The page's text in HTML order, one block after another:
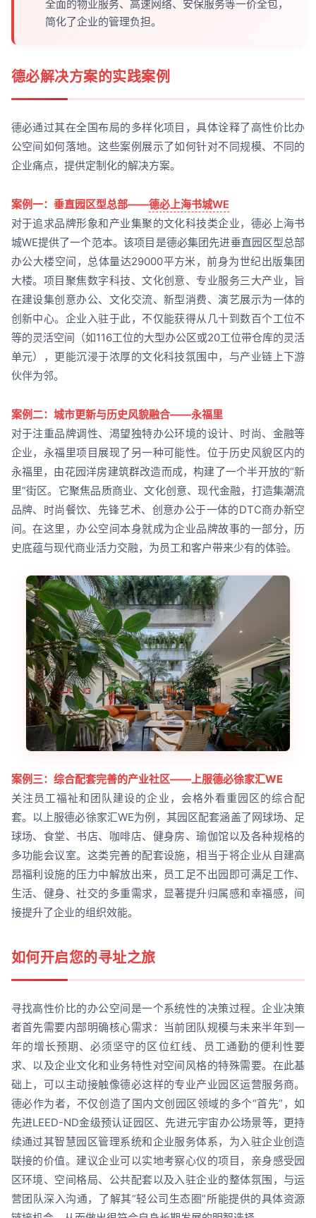
全面的物业服务、高速网络、安保服务等一价全包，
简化了企业的管理负担。
德必解决方案的实践案例
德必通过其在全国布局的多样化项目，具体诠释了高性价比办
公空间如何落地。这些案例展示了如何针对不同规模、不同的
企业痛点，提供定制化的解决方案。
案例一：垂直园区型总部——德必上海书城WE
对于追求品牌形象和产业集聚的文化科技类企业，德必上海书
城WE提供了一个范本。该项目是德必集团先进垂直园区型总部
办公大楼空间，总体量达29000平方米，前身为世纪出版集团
大楼。项目聚焦数字科技、文化创意、专业服务三大产业，旨
在建设集创意办公、文化交流、新型消费、演艺展示为一体的
创新中心。企业入驻于此，不仅能获得从几十到数百个工位不
等的灵活空间（如116工位的大型办公区或20工位带仓库的灵活
单元），更能沉浸于浓厚的文化科技氛围中，与产业链上下游
伙伴为邻。
案例二：城市更新与历史风貌融合——永福里
对于注重品牌调性、渴望独特办公环境的设计、时尚、金融等
企业，永福里项目展现了另一种可能性。位于历史风貌区内的
永福里，由花园洋房建筑群改造而成，构建了一个半开放的“新
里”街区。它聚焦品质商业、文化创意、现代金融，打造集潮流
品牌、时尚餐饮、先锋艺术、创意办公于一体的DTC商办新空
间。在这里，办公空间本身就成为企业品牌故事的一部分，历
史底蕴与现代商业活力交融，为员工和客户带来少有的体验。
案例三：综合配套完善的产业社区——上服德必徐家汇WE
关注员工福祉和团队建设的企业，会格外看重园区的综合配
套。以上服德必徐家汇WE为例，其园区配套涵盖了网球场、足
球场、食堂、书店、咖啡店、健身房、瑜伽馆以及各种规格的
多功能会议室。这类完善的配套设施，相当于将企业从自建高
昂福利设施的压力中解放出来，员工足不出园即可满足工作、
生活、健身、社交的多重需求，显著提升归属感和幸福感，间
接提升了企业的组织效能。
如何开启您的寻址之旅
寻找高性价比的办公空间是一个系统性的决策过程。企业决策
者首先需要内部明确核心需求：当前团队规模与未来半年到一
年的增长预期、必须坚守的区位红线、员工通勤的便利性要
求、以及企业文化和业务特性对空间风格的特殊需要。在此基
础上，可以主动接触像德必这样的专业产业园区运营服务商。
德必作为者，不仅创造了国内文创园区领域的多个“首先”，如
先进LEED-ND金级预认证园区、先进元宇宙办公场景等，更持
续通过其智慧园区管理系统和企业服务体系，为入驻企业创造
联接的价值。建议企业可以实地考察心仪的项目，亲身感受园
区环境、空间格局、公共配套以及入驻企业的整体氛围，与运
营团队深入沟通，了解其“轻公司生态圈”所能提供的具体资源